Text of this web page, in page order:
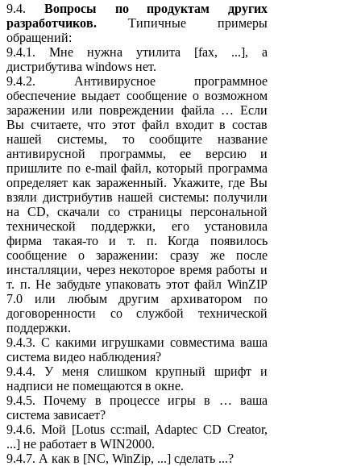
9.4. Вопросы по продуктам других
разработчиков. Типичные примеры
обращений:
9.4.1. Мне нужна утилита [fax, ...], а
дистрибутива windows нет.
9.4.2. Антивирусное программное
обеспечение выдает сообщение о возможном
заражении или повреждении файла … Если
Вы считаете, что этот файл входит в состав
нашей системы, то сообщите название
антивирусной программы, ее версию и
пришлите по e-mail файл, который программа
определяет как зараженный. Укажите, где Вы
взяли дистрибутив нашей системы: получили
на CD, скачали со страницы персональной
технической поддержки, его установила
фирма такая-то и т. п. Когда появилось
сообщение о заражении: сразу же после
инсталляции, через некоторое время работы и
т. п. Не забудьте упаковать этот файл WinZIP
7.0 или любым другим архиватором по
договоренности со службой технической
поддержки.
9.4.3. С какими игрушками совместима ваша
система видео наблюдения?
9.4.4. У меня слишком крупный шрифт и
надписи не помещаются в окне.
9.4.5. Почему в процессе игры в … ваша
система зависает?
9.4.6. Мой [Lotus cc:mail, Adaptec CD Creator,
...] не работает в WIN2000.
9.4.7. А как в [NC, WinZip, ...] сделать ...?